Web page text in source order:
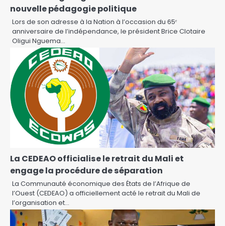
nouvelle pédagogie politique
Lors de son adresse à la Nation à l’occasion du 65ᵉ
anniversaire de l’indépendance, le président Brice Clotaire
Oligui Nguema…
La CEDEAO officialise le retrait du Mali et
engage la procédure de séparation
La Communauté économique des États de l’Afrique de
l’Ouest (CEDEAO) a officiellement acté le retrait du Mali de
l’organisation et…